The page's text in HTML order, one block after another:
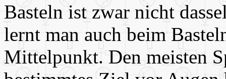
Basteln ist zwar nicht
lernt man auch beim
Mittelpunkt. Den meisten